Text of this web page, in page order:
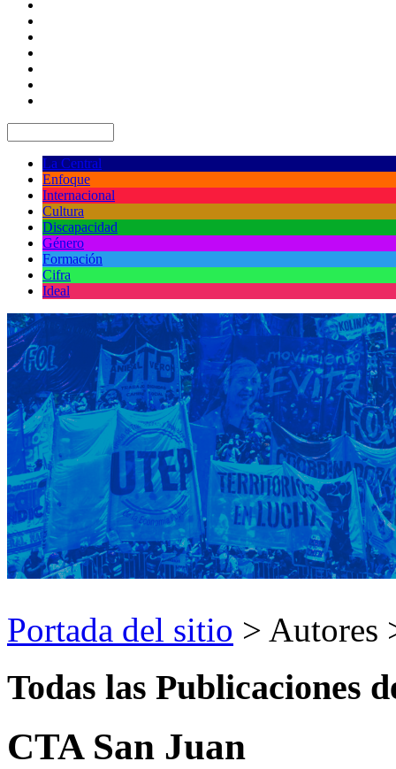
La Central
Enfoque
Internacional
Cultura
Discapacidad
Género
Formación
Cifra
Ideal
Portada del sitio > Autores
Todas las Publicaciones
CTA San Juan